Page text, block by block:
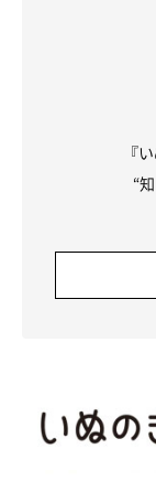
『
“